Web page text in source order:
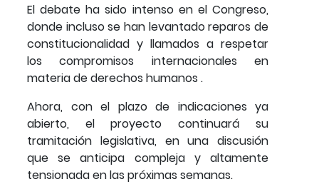
El debate ha sido intenso en el Congreso,
donde incluso se han levantado reparos de
constitucionalidad y llamados a respetar
los compromisos internacionales en
materia de derechos humanos .
Ahora, con el plazo de indicaciones ya
abierto, el proyecto continuará su
tramitación legislativa, en una discusión
que se anticipa compleja y altamente
tensionada en las próximas semanas.